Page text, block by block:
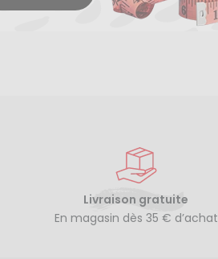
Livraison gratuite
En magasin dès 35 € d’achat